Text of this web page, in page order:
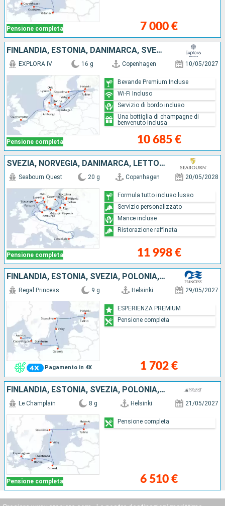
Pensione completa 7 000 €
FINLANDIA, ESTONIA, DANIMARCA, SVEZIA, NORVEGIA, GERMANIA, REGNO UNITO
Pensione completa
EXPLORA IV 16 g Copenhagen 10/05/2027
10 685 €
Bevande Premium Incluse
Wi-Fi Incluso
Servizio di bordo incluso
Una bottiglia di champagne di
benvenuto inclusa
SVEZIA, NORVEGIA, DANIMARCA, LETTONIA, LITUANIA, TURCHIA, ESTONIA, GERMANIA, POLONIA, FINLANDIA
Pensione completa
Seabourn Quest 20 g Copenhagen 20/05/2028
11 998 €
Formula tutto incluso lusso
Servizio personalizzato
Mance incluse
Ristorazione raffinata
FINLANDIA, ESTONIA, SVEZIA, POLONIA, DANIMARCA
Pagamento in 4X
Regal Princess 9 g Helsinki 29/05/2027
1 702 €
ESPERIENZA PREMIUM
Pensione completa
FINLANDIA, ESTONIA, SVEZIA, POLONIA, DANIMARCA
Pensione completa
Le Champlain 8 g Helsinki 21/05/2027
6 510 €
Pensione completa